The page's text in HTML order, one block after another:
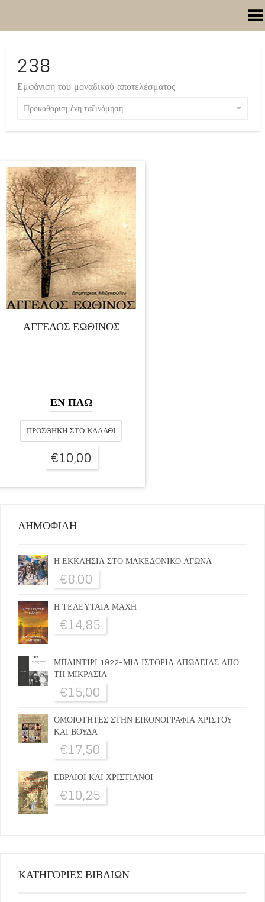
Toggle Menu
238
Εμφάνιση του μοναδικού αποτελέσματος
Προκαθορισμένη ταξινόμηση
ΑΓΓΕΛΟΣ ΕΩΘΙΝΟΣ
ΕΝ ΠΛΩ
ΠΡΟΣΘΉΚΗ ΣΤΟ ΚΑΛΆΘΙ
€10,00
ΔΗΜΟΦΙΛΗ
Η ΕΚΚΛΗΣΙΑ ΣΤΟ ΜΑΚΕΔΟΝΙΚΟ ΑΓΩΝΑ
€8,00
Η ΤΕΛΕΥΤΑΙΑ ΜΑΧΗ
€14,85
ΜΠΑΙΝΤΙΡΙ 1922-ΜΙΑ ΙΣΤΟΡΙΑ ΑΠΩΛΕΙΑΣ ΑΠΟ
ΤΗ ΜΙΚΡΑΣΙΑ
€15,00
ΟΜΟΙΟΤΗΤΕΣ ΣΤΗΝ ΕΙΚΟΝΟΓΡΑΦΙΑ ΧΡΙΣΤΟΥ
ΚΑΙ ΒΟΥΔΑ
€17,50
ΕΒΡΑΙΟΙ ΚΑΙ ΧΡΙΣΤΙΑΝΟΙ
€10,25
ΚΑΤΗΓΟΡΙΕΣ ΒΙΒΛΙΩΝ